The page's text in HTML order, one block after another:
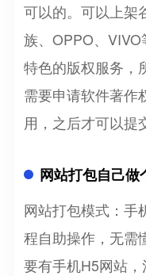
可以的。可以上架
族、OPPO、
特色的版权服务，
需要申请软件著作
用，之后才可以提
网站打包自己做
网站打包模式：手
程自助操作，无需
要有手机H5网站